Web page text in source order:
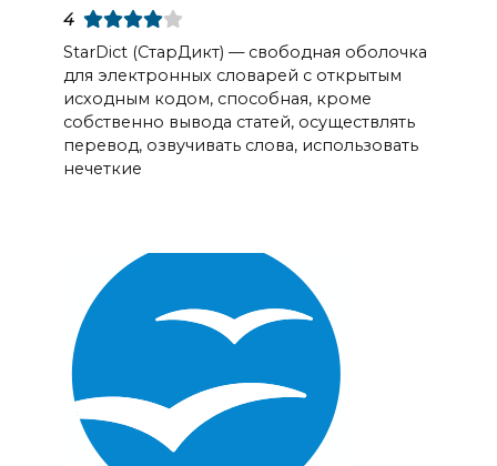
4
StarDict (СтарДикт) — свободная оболочка
для электронных словарей с открытым
исходным кодом, способная, кроме
собственно вывода статей, осуществлять
перевод, озвучивать слова, использовать
нечеткие